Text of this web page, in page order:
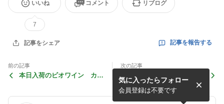
いいね
7
コメント リブログ
記事をシェア 記事を報告する
前の記事
本日入荷のビオワイン カー
次の記事
昨日入荷 十旭日
気に入ったらフォロー
会員登録は不要です